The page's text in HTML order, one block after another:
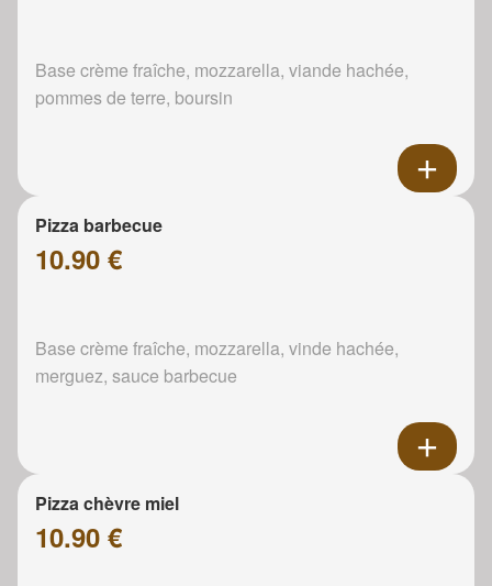
Base crème fraîche, mozzarella, viande hachée,
pommes de terre, boursin
Pizza barbecue
10.90 €
Base crème fraîche, mozzarella, vinde hachée,
merguez, sauce barbecue
Pizza chèvre miel
10.90 €